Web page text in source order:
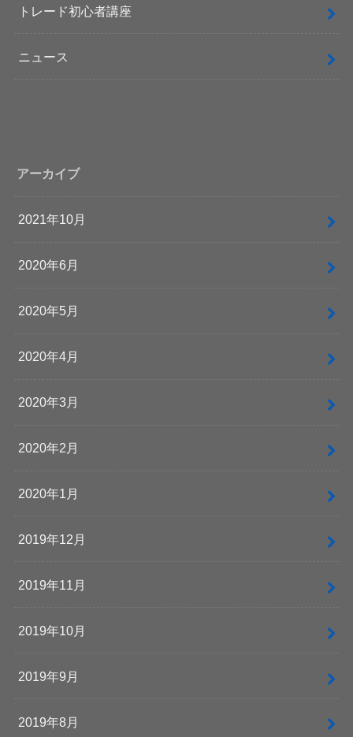
トレード初心者講座
ニュース
アーカイブ
2021年10月
2020年6月
2020年5月
2020年4月
2020年3月
2020年2月
2020年1月
2019年12月
2019年11月
2019年10月
2019年9月
2019年8月